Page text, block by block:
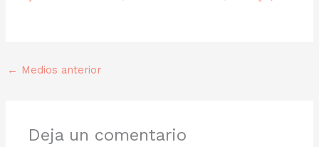
← Medios anterior
Deja un comentario